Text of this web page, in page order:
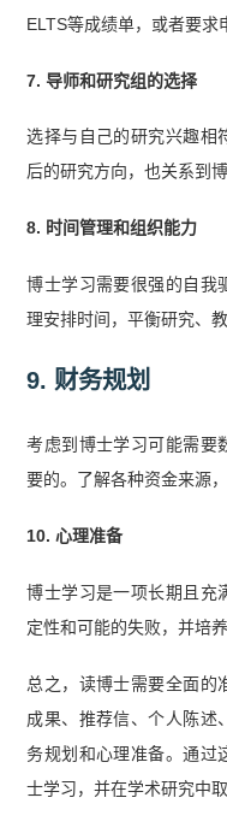
ELTS等成绩单，或者要求
7. 导师和研究组的选择
选择与自己的研究兴趣相
后的研究方向，也关系到
8. 时间管理和组织能力
博士学习需要很强的自我
理安排时间，平衡研究、
9. 财务规划
考虑到博士学习可能需要
要的。了解各种资金来源
10. 心理准备
博士学习是一项长期且充
定性和可能的失败，并培
总之，读博士需要全面的
成果、推荐信、个人陈述
务规划和心理准备。通过
士学习，并在学术研究中取